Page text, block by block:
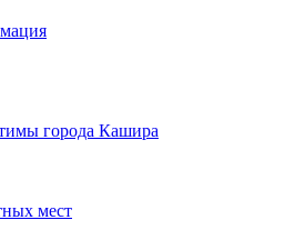
города Кашира
мест